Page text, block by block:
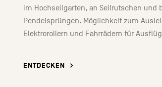
im Hochseilgarten, an Seilrutschen und
Pendelsprüngen. Möglichkeit zum
Elektrorollern und Fahrrädern für
ENTDECKEN